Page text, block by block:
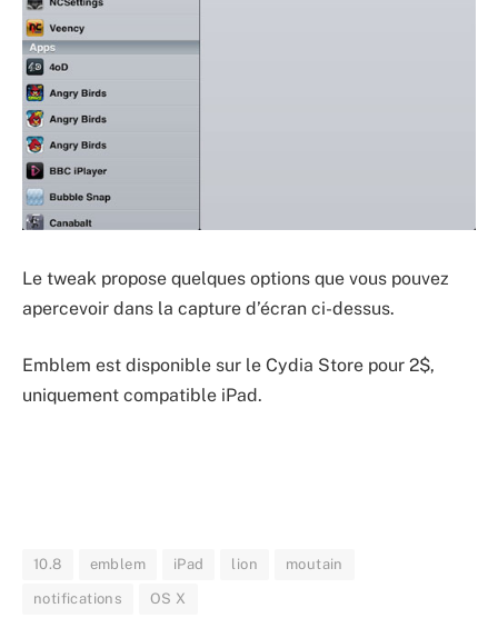
Le tweak propose quelques options que vous pouvez
apercevoir dans la capture d’écran ci-dessus.
Emblem est disponible sur le Cydia Store pour 2$,
uniquement compatible iPad.
10.8 emblem iPad lion moutain
notifications OS X